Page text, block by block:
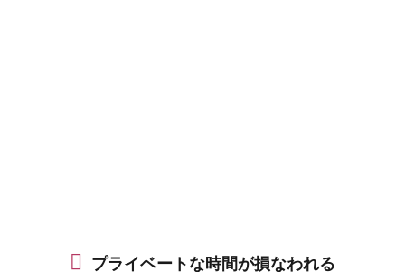
プライベートな時間が損なわれる